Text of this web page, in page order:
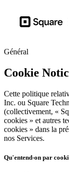
Square
Secteurs
Matériel
Se
Général
Cookie
Cette politique
Inc. ou Square
(collectivement, «
cookies » et autres
cookies » dans la
nos Services.
Qu'entend-on par